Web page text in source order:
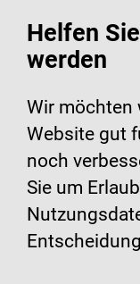
Helfen
werden
Wir möchten
Website gut
noch
Sie um
Impfen